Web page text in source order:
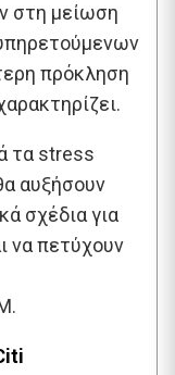
στη μείωση
πρόκληση
τα stress
αυξήσουν
σχέδια για
να πετύχουν